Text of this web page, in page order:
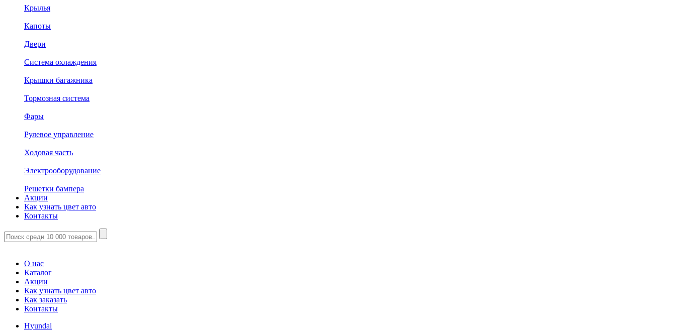
Крылья
Капоты
Двери
Система охлаждения
Крышки багажника
Тормозная система
Фары
Рулевое управление
Ходовая часть
Электрооборудование
Решетки бампера
Акции
Как узнать цвет авто
Контакты
О нас
Каталог
Акции
Как узнать цвет авто
Как заказать
Контакты
Hyundai